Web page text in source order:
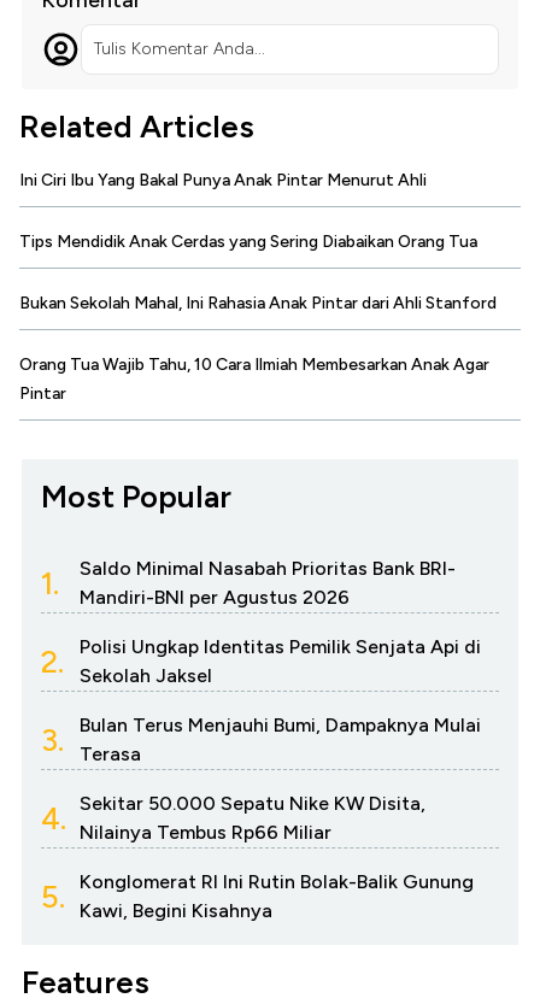
Tulis Komentar Anda...
Related Articles
Ini Ciri Ibu Yang Bakal Punya Anak Pintar Menurut Ahli
Tips Mendidik Anak Cerdas yang Sering Diabaikan Orang Tua
Bukan Sekolah Mahal, Ini Rahasia Anak Pintar dari Ahli Stanford
Orang Tua Wajib Tahu, 10 Cara Ilmiah Membesarkan Anak Agar
Pintar
Most Popular
1.
Saldo Minimal Nasabah Prioritas Bank BRI-
Mandiri-BNI per Agustus 2026
2.
Polisi Ungkap Identitas Pemilik Senjata Api di
Sekolah Jaksel
3.
Bulan Terus Menjauhi Bumi, Dampaknya Mulai
Terasa
4.
Sekitar 50.000 Sepatu Nike KW Disita,
Nilainya Tembus Rp66 Miliar
5.
Konglomerat RI Ini Rutin Bolak-Balik Gunung
Kawi, Begini Kisahnya
Features